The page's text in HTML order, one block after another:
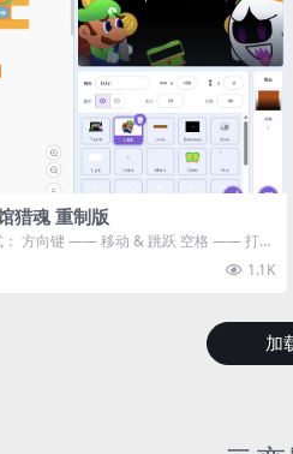
猎魂 重制版
： 方向键 —— 移动 & 跳跃 空格 —— 打开
1.1K
加